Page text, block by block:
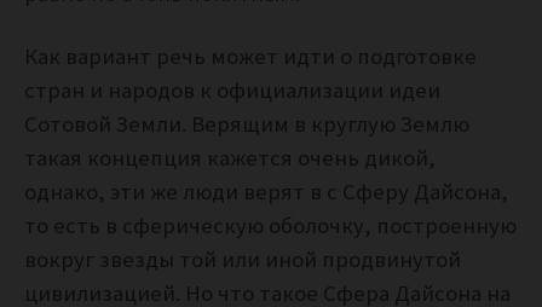
Как вариант речь может идти о подготовке
стран и народов к официализации идеи
Сотовой Земли. Верящим в круглую Землю
такая концепция кажется очень дикой,
однако, эти же люди верят в с Сферу Дайсона,
то есть в сферическую оболочку, построенную
вокруг звезды той или иной продвинутой
цивилизацией. Но что такое Сфера Дайсона на